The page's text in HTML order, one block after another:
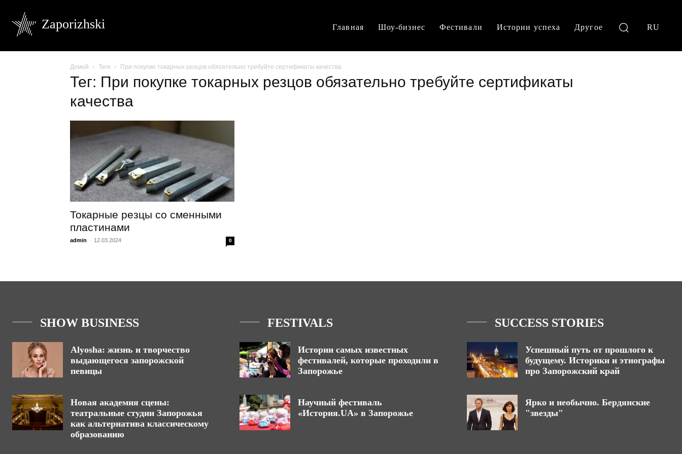
Zaporizhski Главная Шоу-бизнес Фестивали Истории успеха Другое RU
Домой Теги При покупке токарных резцов обязательно требуйте сертификаты качества
Тег: При покупке токарных резцов обязательно требуйте сертификаты
качества
Токарные резцы со сменными
пластинами
admin - 12.03.2024 0
SHOW BUSINESS
Alyosha: жизнь и творчество
выдающегося запорожской
певицы
Новая академия сцены:
театральные студии Запорожья
как альтернатива классическому
образованию
FESTIVALS
Истории самых известных
фестивалей, которые проходили в
Запорожье
Научный фестиваль
«История.UA» в Запорожье
SUCCESS STORIES
Успешный путь от прошлого к
будущему. Историки и этнографы
про Запорожский край
Ярко и необычно. Бердянские
"звезды"